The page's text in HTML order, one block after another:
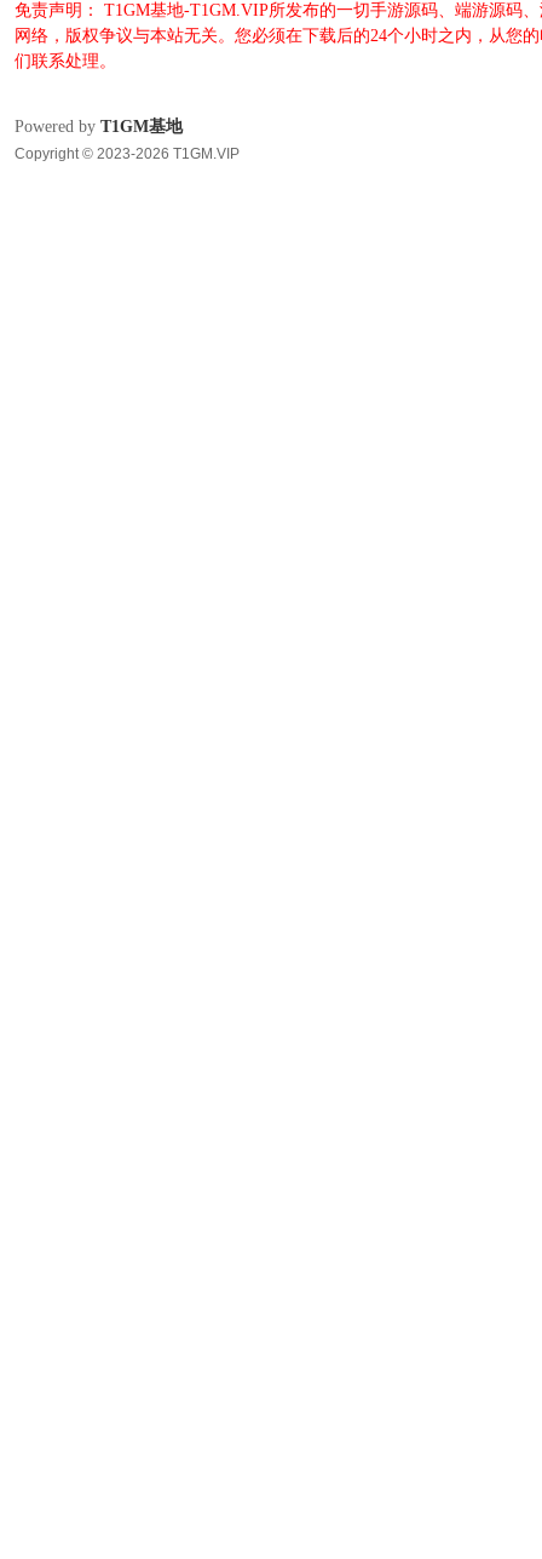
免责声明： T1GM基地-T1GM.VIP所发布的一切手游源码、端游源码
网络，版权争议与本站无关。您必须在下载后的24个小时之内，从您
们联系处理。
Powered by T1GM基地
Copyright © 2023-2026 T1GM.VIP